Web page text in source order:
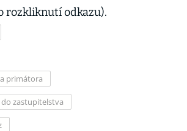
rozkliknutí odkazu).
primátora
zastupitelstva